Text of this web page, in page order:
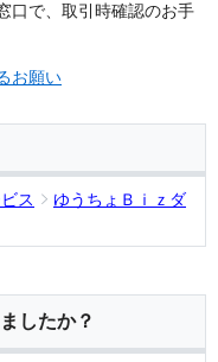
口で、取引時確認のお手
お願い
ス
ゆうちょＢｉｚダ
したか？